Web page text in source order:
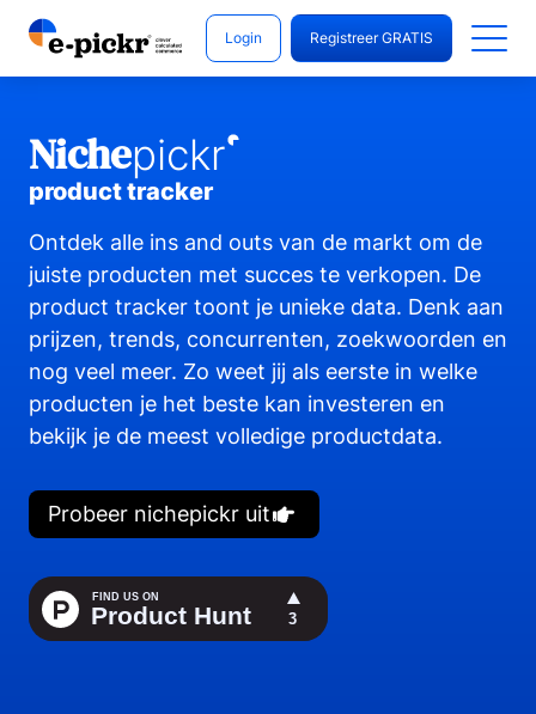
Login Registreer GRATIS
Nichepickr
product tracker
Ontdek alle ins and outs van de markt om de
juiste producten met succes te verkopen. De
product tracker toont je unieke data. Denk aan
prijzen, trends, concurrenten, zoekwoorden en
nog veel meer. Zo weet jij als eerste in welke
producten je het beste kan investeren en
bekijk je de meest volledige productdata.
Probeer nichepickr uit